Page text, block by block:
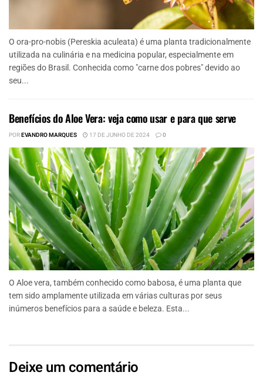
O ora-pro-nobis (Pereskia aculeata) é uma planta tradicionalmente
utilizada na culinária e na medicina popular, especialmente em
regiões do Brasil. Conhecida como "carne dos pobres" devido ao
seu...
Benefícios do Aloe Vera: veja como usar e para que serve
POREVANDRO MARQUES 17 DE JUNHO DE 2024 0
O Aloe vera, também conhecido como babosa, é uma planta que
tem sido amplamente utilizada em várias culturas por seus
inúmeros benefícios para a saúde e beleza. Esta...
Deixe um comentário